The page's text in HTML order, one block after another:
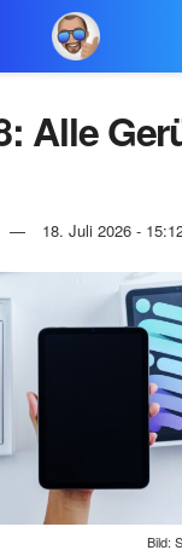
Alle
18. Juli 2026 -
Bild: